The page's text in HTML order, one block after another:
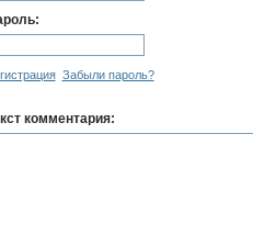
Забыли пароль?
комментария: